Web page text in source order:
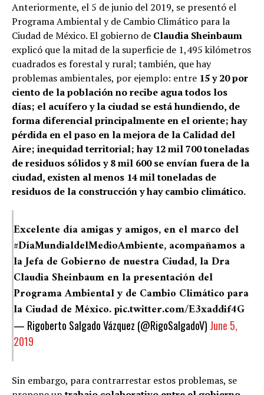
Anteriormente, el 5 de junio del 2019, se presentó el
Programa Ambiental y de Cambio Climático para la
Ciudad de México. El gobierno de Claudia Sheinbaum
explicó que la mitad de la superficie de 1,495 kilómetros
cuadrados es forestal y rural; también, que hay
problemas ambientales, por ejemplo: entre 15 y 20 por
ciento de la población no recibe agua todos los
días; el acuífero y la ciudad se está hundiendo, de
forma diferencial principalmente en el oriente; hay
pérdida en el paso en la mejora de la Calidad del
Aire; inequidad territorial; hay 12 mil 700 toneladas
de residuos sólidos y 8 mil 600 se envían fuera de la
ciudad, existen al menos 14 mil toneladas de
residuos de la construcción y hay cambio climático.
Excelente día amigas y amigos, en el marco del
#DíaMundialdelMedioAmbiente, acompañamos a
la Jefa de Gobierno de nuestra Ciudad, la Dra
Claudia Sheinbaum en la presentación del
Programa Ambiental y de Cambio Climático para
la Ciudad de México.pic.twitter.com/E3xaddif4G
— Rigoberto Salgado Vázquez (@RigoSalgadoV) June 5,
2019
Sin embargo, para contrarrestar estos problemas, se